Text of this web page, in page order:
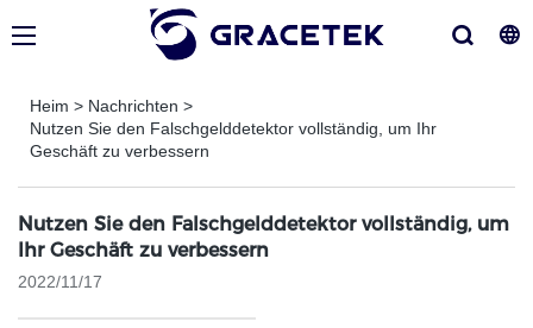
Heim > Nachrichten >
Nutzen Sie den Falschgelddetektor vollständig, um Ihr
Geschäft zu verbessern
Nutzen Sie den Falschgelddetektor vollständig, um
Ihr Geschäft zu verbessern
2022/11/17